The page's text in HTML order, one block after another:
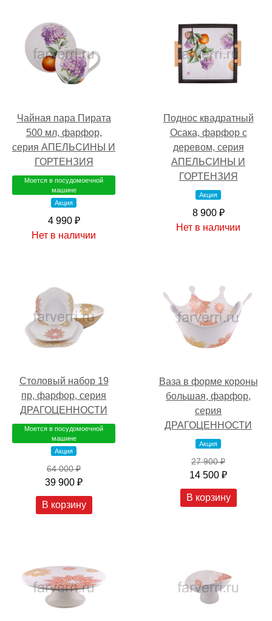
Чайная пара Пирата
500 мл, фарфор,
серия АПЕЛЬСИНЫ И
ГОРТЕНЗИЯ
Моется в посудомоечной
машине
Акция
4 990 ₽
Нет в наличии
Поднос квадратный
Осака, фарфор с
деревом, серия
АПЕЛЬСИНЫ И
ГОРТЕНЗИЯ
Акция
8 900 ₽
Нет в наличии
Столовый набор 19
пр, фарфор, серия
ДРАГОЦЕННОСТИ
Моется в посудомоечной
машине
Акция
64 000 ₽
39 900 ₽
В корзину
Ваза в форме короны
большая, фарфор,
серия
ДРАГОЦЕННОСТИ
Акция
27 900 ₽
14 500 ₽
В корзину